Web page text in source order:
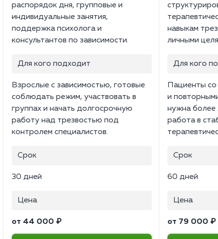
распорядок дня, групповые и
индивидуальные занятия,
поддержка психолога и
консультантов по зависимости.
Для кого подходит
Взрослые с зависимостью, готовые
соблюдать режим, участвовать в
группах и начать долгосрочную
работу над трезвостью под
контролем специалистов.
Срок
30 дней
Цена
от 44 000 ₽
навыкам
личными
Для кого
Пациенты
и
нужна более
работа в
Срок
60 дней
Цена
от 79 000 ₽